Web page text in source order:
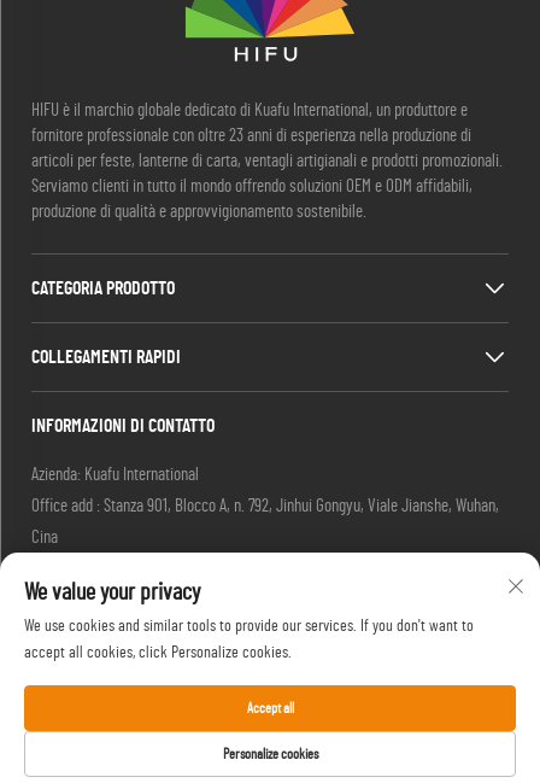
HIFU è il marchio globale dedicato di Kuafu International, un produttore e
fornitore professionale con oltre 23 anni di esperienza nella produzione di
articoli per feste, lanterne di carta, ventagli artigianali e prodotti promozionali.
Serviamo clienti in tutto il mondo offrendo soluzioni OEM e ODM affidabili,
produzione di qualità e approvvigionamento sostenibile.
CATEGORIA PRODOTTO
COLLEGAMENTI RAPIDI
INFORMAZIONI DI CONTATTO
Azienda: Kuafu International
Office add : Stanza 901, Blocco A, n. 792, Jinhui Gongyu, Viale Jianshe, Wuhan,
Cina
[email protected]
Tel.:
+86-27-85629392
Cellulare:+86-18502719422
Copyright © HIFU, un marchio di Kuafu International. Tutti i diritti riservati. -
We value your privacy
We use cookies and similar tools to provide our services. If you don't want to
accept all cookies, click Personalize cookies.
Personalize cookies
Accept all